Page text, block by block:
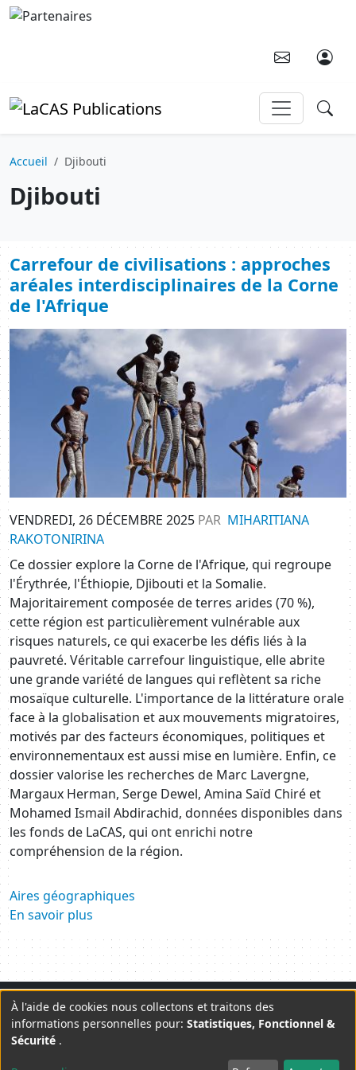
Aller au contenu principal
Accueil Djibouti
Djibouti
Carrefour de civilisations : approches
aréales interdisciplinaires de la Corne
de l'Afrique
Image
VENDREDI, 26 DÉCEMBRE 2025 PAR MIHARITIANA
RAKOTONIRINA
Ce dossier explore la Corne de l'Afrique, qui regroupe
l'Érythrée, l'Éthiopie, Djibouti et la Somalie.
Majoritairement composée de terres arides (70 %),
cette région est particulièrement vulnérable aux
risques naturels, ce qui exacerbe les défis liés à la
pauvreté. Véritable carrefour linguistique, elle abrite
une grande variété de langues qui reflètent sa riche
mosaïque culturelle. L'importance de la littérature orale
face à la globalisation et aux mouvements migratoires,
motivés par des facteurs économiques, politiques et
environnementaux est aussi mise en lumière. Enfin, ce
dossier valorise les recherches de Marc Lavergne,
Margaux Herman, Serge Dewel, Amina Saïd Chiré et
Mohamed Ismail Abdirachid, données disponibles dans
les fonds de LaCAS, qui ont enrichi notre
compréhension de la région.
Aires géographiques
En savoir plus
Plan du site Mentions légales
Contact
Lettre d'information
Use
of
À l'aide de cookies nous collectons et traitons des
informations personnelles pour: Statistiques, Fonctionnel &
Sécurité .